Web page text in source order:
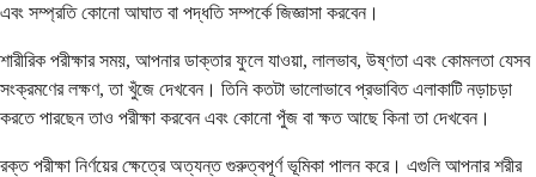
এবং সম্প্রতি কোনো আঘাত বা পদ্ধতি সম্পর্কে জিজ্ঞাসা করবেন।
শারীরিক পরীক্ষার সময়, আপনার ডাক্তার ফুলে যাওয়া, লালভাব, উষ্ণতা এবং কোমলতা যেসব
সংক্রমণের লক্ষণ, তা খুঁজে দেখবেন। তিনি কতটা ভালোভাবে প্রভাবিত এলাকাটি নড়াচড়া
করতে পারছেন তাও পরীক্ষা করবেন এবং কোনো পুঁজ বা ক্ষত আছে কিনা তা দেখবেন।
রক্ত পরীক্ষা নির্ণয়ের ক্ষেত্রে অত্যন্ত গুরুত্বপূর্ণ ভূমিকা পালন করে। এগুলি আপনার শরীর